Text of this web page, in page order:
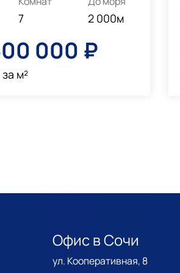
7 2 000м
000 ₽
м²
Офис в Сочи
ул. Кооперативная, 8